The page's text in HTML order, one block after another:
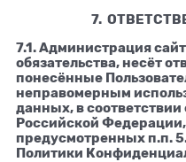
7.
7.1. Администрация
обязательства, несёт
понесённые
неправомерным
данных, в соответствии
Российской
предусмотренных п.п.
Политики